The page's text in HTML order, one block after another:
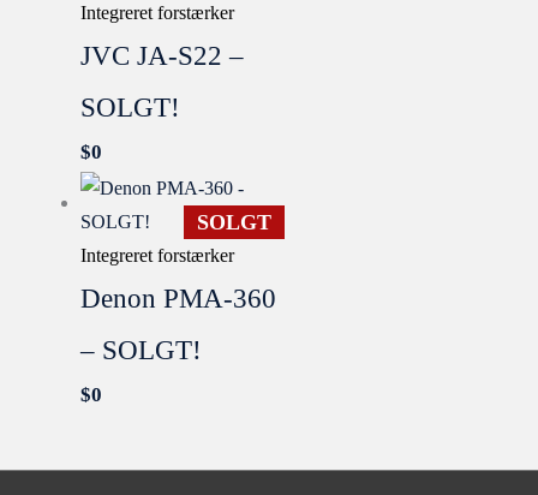
Integreret forstærker
JVC JA-S22 –
SOLGT!
$0
SOLGT
Integreret forstærker
Denon PMA-360
– SOLGT!
$0